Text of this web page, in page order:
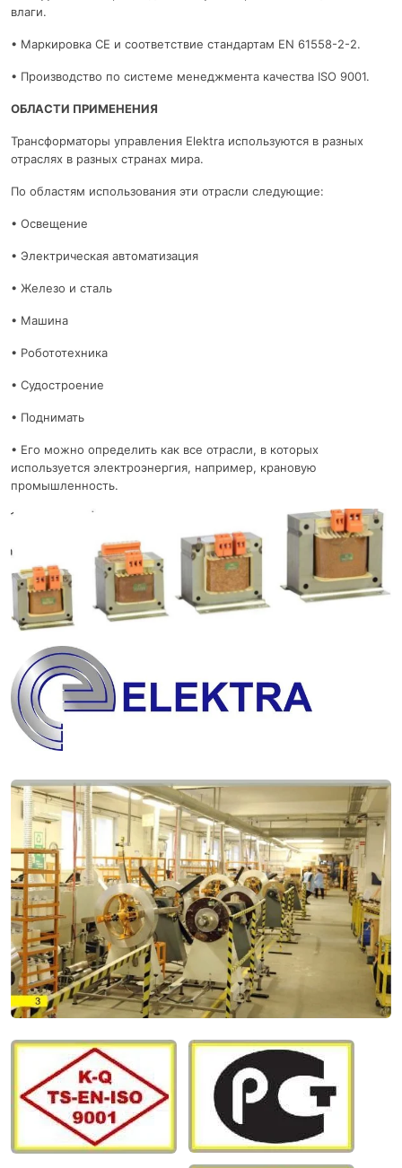
влаги.
• Маркировка CE и соответствие стандартам EN 61558-2-2.
• Производство по системе менеджмента качества ISO 9001.
ОБЛАСТИ ПРИМЕНЕНИЯ
Трансформаторы управления Elektra используются в разных
отраслях в разных странах мира.
По областям использования эти отрасли следующие:
• Освещение
• Электрическая автоматизация
• Железо и сталь
• Машина
• Робототехника
• Судостроение
• Поднимать
• Его можно определить как все отрасли, в которых
используется электроэнергия, например, крановую
промышленность.